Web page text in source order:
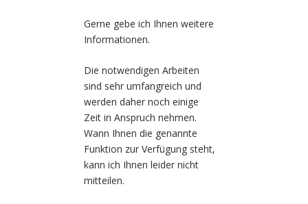
Gerne gebe ich Ihnen weitere
Informationen.
Die notwendigen Arbeiten
sind sehr umfangreich und
werden daher noch einige
Zeit in Anspruch nehmen.
Wann Ihnen die genannte
Funktion zur Verfügung steht,
kann ich Ihnen leider nicht
mitteilen.